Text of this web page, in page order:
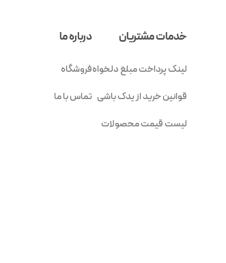
خدمات مشتریان
لینک پرداخت مبلغ دلخواه
قوانین خرید از یدک باشی
لیست قیمت محصولات
درباره ما
فروشگاه
تماس با ما